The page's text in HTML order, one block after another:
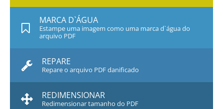
MARCA D`ÁGUA
Estampe uma imagem como uma marca d`água do
arquivo PDF
REPARE
Repare o arquivo PDF danificado
REDIMENSIONAR
Redimensionar tamanho do PDF